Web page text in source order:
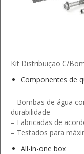
Kit Distribuição C/
Componentes de
– Bombas de água
durabilidade
– Fabricadas de
– Testados para
All-in-one box